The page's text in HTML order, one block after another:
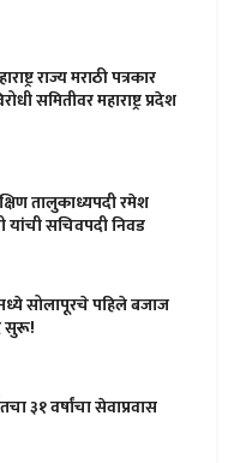
राज्य मराठी पत्रकार
समितीवर महाराष्ट्र प्रदेश
तालुकाध्यपदी रमेश
सचिवपदी निवड
सोलापूरचे पहिले बजाज
सुरू!
३१ वर्षांचा सेवाप्रवास